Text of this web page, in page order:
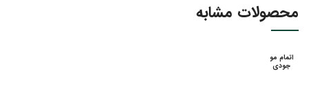
محصولات مشابه
اتمام مو
جودی